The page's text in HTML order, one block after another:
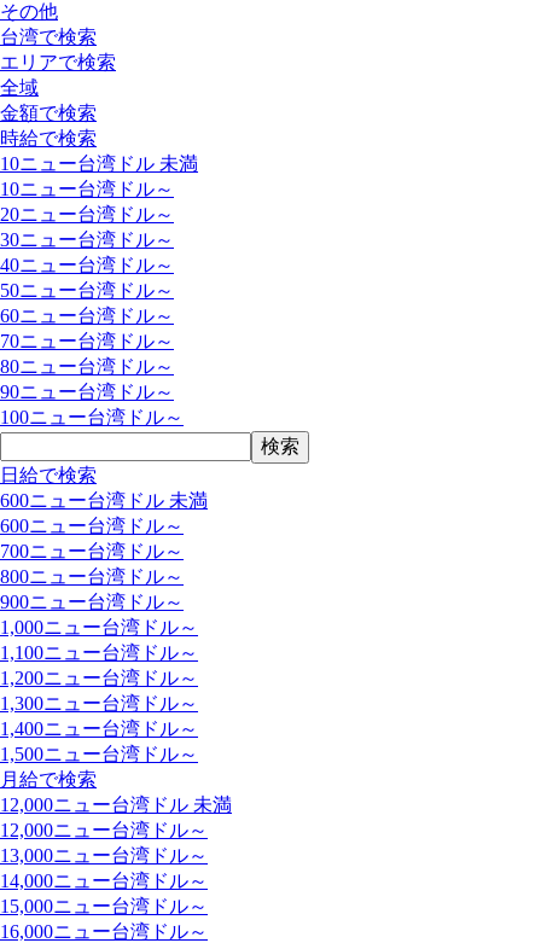
その他
台湾で検索
エリアで検索
全域
金額で検索
時給で検索
10ニュー台湾ドル 未満
10ニュー台湾ドル～
20ニュー台湾ドル～
30ニュー台湾ドル～
40ニュー台湾ドル～
50ニュー台湾ドル～
60ニュー台湾ドル～
70ニュー台湾ドル～
80ニュー台湾ドル～
90ニュー台湾ドル～
100ニュー台湾ドル～
日給で検索
600ニュー台湾ドル 未満
600ニュー台湾ドル～
700ニュー台湾ドル～
800ニュー台湾ドル～
900ニュー台湾ドル～
1,000ニュー台湾ドル～
1,100ニュー台湾ドル～
1,200ニュー台湾ドル～
1,300ニュー台湾ドル～
1,400ニュー台湾ドル～
1,500ニュー台湾ドル～
月給で検索
12,000ニュー台湾ドル 未満
12,000ニュー台湾ドル～
13,000ニュー台湾ドル～
14,000ニュー台湾ドル～
15,000ニュー台湾ドル～
16,000ニュー台湾ドル～